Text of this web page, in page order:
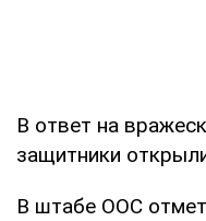
В ответ на
защитники
В штабе ООС